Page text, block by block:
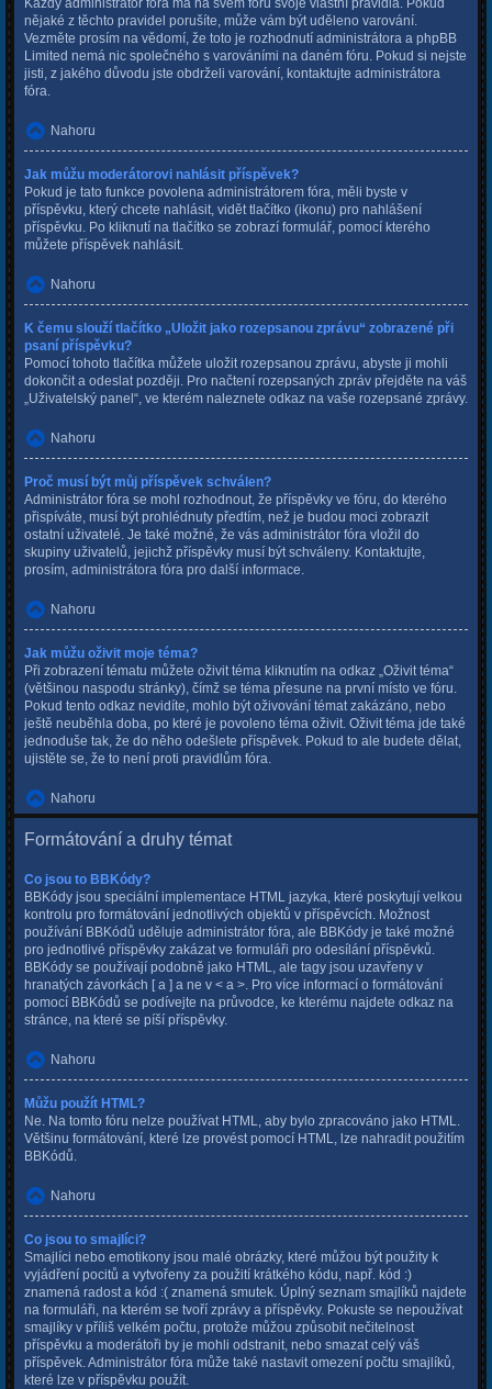
nějaké z těchto pravidel porušíte, může vám být uděleno varování.
Vezměte prosím na vědomí, že toto je rozhodnutí administrátora a phpBB
Limited nemá nic společného s varováními na daném fóru. Pokud si nejste
jisti, z jakého důvodu jste obdrželi varování, kontaktujte administrátora
fóra.
Nahoru
Jak můžu moderátorovi nahlásit příspěvek?
Pokud je tato funkce povolena administrátorem fóra, měli byste v
příspěvku, který chcete nahlásit, vidět tlačítko (ikonu) pro nahlášení
příspěvku. Po kliknutí na tlačítko se zobrazí formulář, pomocí kterého
můžete příspěvek nahlásit.
Nahoru
K čemu slouží tlačítko „Uložit jako rozepsanou zprávu“ zobrazené při
psaní příspěvku?
Pomocí tohoto tlačítka můžete uložit rozepsanou zprávu, abyste ji mohli
dokončit a odeslat později. Pro načtení rozepsaných zpráv přejděte na váš
„Uživatelský panel“, ve kterém naleznete odkaz na vaše rozepsané zprávy.
Nahoru
Proč musí být můj příspěvek schválen?
Administrátor fóra se mohl rozhodnout, že příspěvky ve fóru, do kterého
přispíváte, musí být prohlédnuty předtím, než je budou moci zobrazit
ostatní uživatelé. Je také možné, že vás administrátor fóra vložil do
skupiny uživatelů, jejichž příspěvky musí být schváleny. Kontaktujte,
prosím, administrátora fóra pro další informace.
Nahoru
Jak můžu oživit moje téma?
Při zobrazení tématu můžete oživit téma kliknutím na odkaz „Oživit téma“
(většinou naspodu stránky), čímž se téma přesune na první místo ve fóru.
Pokud tento odkaz nevidíte, mohlo být oživování témat zakázáno, nebo
ještě neuběhla doba, po které je povoleno téma oživit. Oživit téma jde také
jednoduše tak, že do něho odešlete příspěvek. Pokud to ale budete dělat,
ujistěte se, že to není proti pravidlům fóra.
Nahoru
Formátování a druhy témat
Co jsou to BBKódy?
BBKódy jsou speciální implementace HTML jazyka, které poskytují velkou
kontrolu pro formátování jednotlivých objektů v příspěvcích. Možnost
používání BBKódů uděluje administrátor fóra, ale BBKódy je také možné
pro jednotlivé příspěvky zakázat ve formuláři pro odesílání příspěvků.
BBKódy se používají podobně jako HTML, ale tagy jsou uzavřeny v
hranatých závorkách [ a ] a ne v < a >. Pro více informací o formátování
pomocí BBKódů se podívejte na průvodce, ke kterému najdete odkaz na
stránce, na které se píší příspěvky.
Nahoru
Můžu použít HTML?
Ne. Na tomto fóru nelze používat HTML, aby bylo zpracováno jako HTML.
Většinu formátování, které lze provést pomocí HTML, lze nahradit použitím
BBKódů.
Nahoru
Co jsou to smajlíci?
Smajlíci nebo emotikony jsou malé obrázky, které můžou být použity k
vyjádření pocitů a vytvořeny za použití krátkého kódu, např. kód :)
znamená radost a kód :( znamená smutek. Úplný seznam smajlíků najdete
na formuláři, na kterém se tvoří zprávy a příspěvky. Pokuste se nepoužívat
smajlíky v příliš velkém počtu, protože můžou způsobit nečitelnost
příspěvku a moderátoři by je mohli odstranit, nebo smazat celý váš
příspěvek. Administrátor fóra může také nastavit omezení počtu smajlíků,
které lze v příspěvku použít.